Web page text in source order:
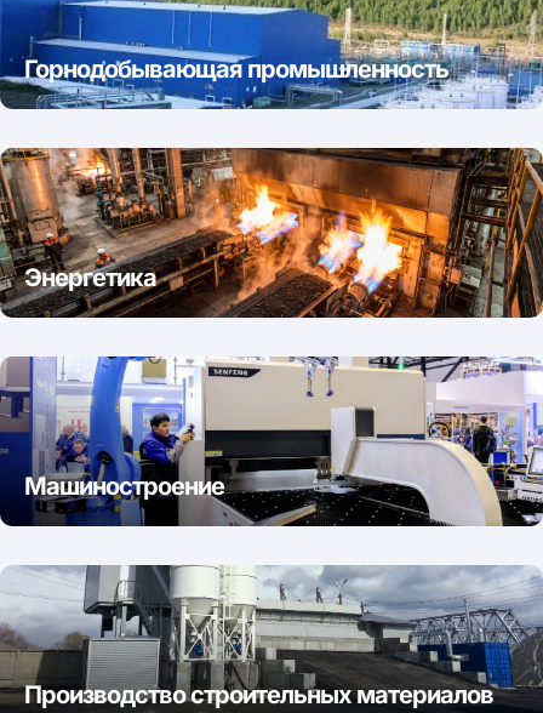
Горнодобывающая промышленность
Энергетика
Машиностроение
Производство строительных материалов